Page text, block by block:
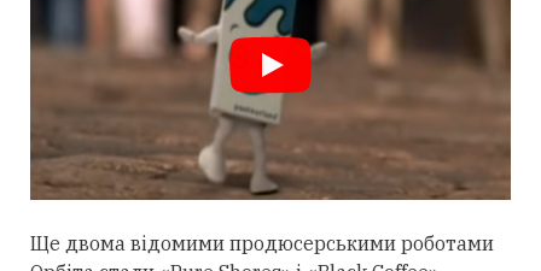
Ще двома відомими продюсерськими роботами